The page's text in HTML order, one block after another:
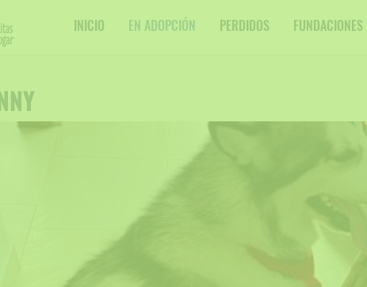
INICIO EN ADOPCIÓN PERDIDOS FUNDACIONES